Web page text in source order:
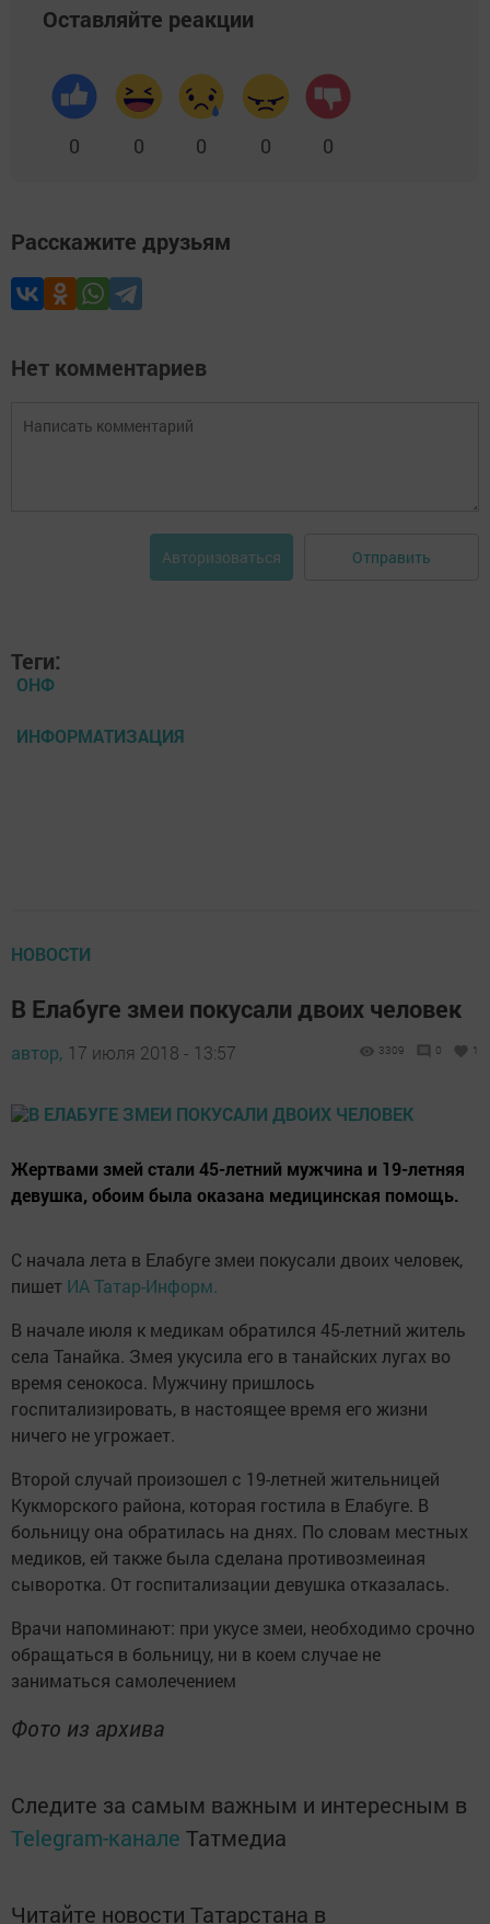
Оставляйте реакции
0 0 0 0 0
Расскажите друзьям
Нет комментариев
Авторизоваться Отправить
Теги:
ОНФ
ИНФОРМАТИЗАЦИЯ
НОВОСТИ
В Елабуге змеи покусали двоих человек
автор, 17 июля 2018 - 13:57 3309 0 1
Жертвами змей стали 45-летний мужчина и 19-летняя
девушка, обоим была оказана медицинская помощь.
С начала лета в Елабуге змеи покусали двоих человек,
пишет ИА Татар-Информ.
В начале июля к медикам обратился 45-летний житель
села Танайка. Змея укусила его в танайских лугах во
время сенокоса. Мужчину пришлось
госпитализировать, в настоящее время его жизни
ничего не угрожает.
Второй случай произошел с 19-летней жительницей
Кукморского района, которая гостила в Елабуге. В
больницу она обратилась на днях. По словам местных
медиков, ей также была сделана противозмеиная
сыворотка. От госпитализации девушка отказалась.
Врачи напоминают: при укусе змеи, необходимо срочно
обращаться в больницу, ни в коем случае не
заниматься самолечением
Фото из архива
Следите за самым важным и интересным в
Telegram-канале Татмедиа
Читайте новости Татарстана в